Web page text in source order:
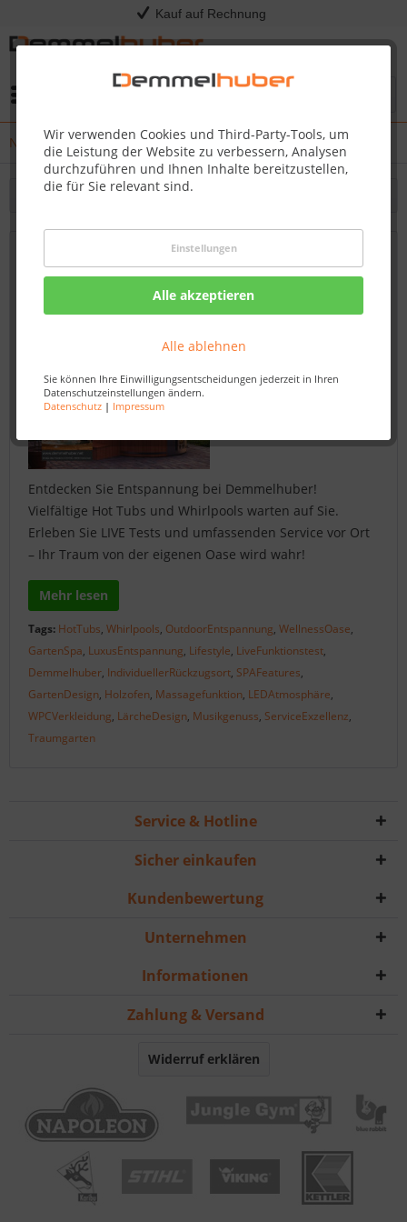
Kauf auf Rechnung
Wir verwenden Cookies und Third-Party-Tools, um
die Leistung der Website zu verbessern, Analysen
durchzuführen und Ihnen Inhalte bereitzustellen,
die für Sie relevant sind.
Einstellungen
Alle akzeptieren
Alle ablehnen
Sie können Ihre Einwilligungsentscheidungen jederzeit in Ihren
Datenschutzeinstellungen ändern.
Datenschutz| Impressum
News
Filtern
HOT TUBS & WHIRLPOOLS - Jetzt in
unserer Ausstellung mit LIVE
Funktionstest!
Entdecken Sie Entspannung bei Demmelhuber!
Vielfältige Hot Tubs und Whirlpools warten auf Sie.
Erleben Sie LIVE Tests und umfassenden Service vor Ort
– Ihr Traum von der eigenen Oase wird wahr!
Mehr lesen
Tags: HotTubs, Whirlpools, OutdoorEntspannung, WellnessOase,
GartenSpa, LuxusEntspannung, Lifestyle, LiveFunktionstest,
Demmelhuber, IndividuellerRückzugsort, SPAFeatures,
GartenDesign, Holzofen, Massagefunktion, LEDAtmosphäre,
WPCVerkleidung, LärcheDesign, Musikgenuss, ServiceExzellenz,
Traumgarten
Service & Hotline
Sicher einkaufen
Kundenbewertung
Unternehmen
Informationen
Zahlung & Versand
Widerruf erklären